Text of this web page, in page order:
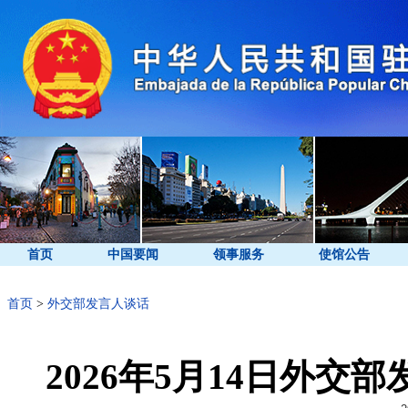
首页 中国要闻 领事服务 使馆公告
首页 > 外交部发言人谈话
2026年5月14日外交